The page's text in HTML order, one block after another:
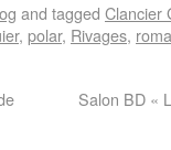
and tagged Clancier
, polar, Rivages,
Salon BD «